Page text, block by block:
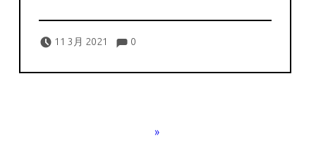
11 3月 2021
captains Comments:0
»